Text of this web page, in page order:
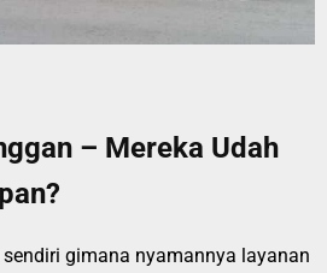
– Mereka Udah
gimana nyamannya layanan